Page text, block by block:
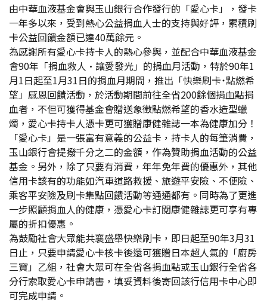
由中華血液基金會與玉山銀行合作發行的「愛心卡」，發卡
一年多以來，受到熱心公益捐血人士的支持與好評，累積刷
卡公益回饋金額已達40萬餘元。
為感謝所有愛心卡持卡人的熱心參與，並配合中華血液基金
會90年「捐血救人•讓愛發光」的捐血月活動，特於90年1
月1日起至1月31日的捐血月期間，推出「快樂刷卡˙點燃希
望」感恩回饋活動，於活動期間前往全省200餘個捐血點捐
血者，不但可獲得基金會贈送象徵點燃希望的香水造型蠟
燭，愛心卡持卡人憑卡更可獲贈康健雜誌一本為健康加分！
「愛心卡」是一張富有意義的公益卡，持卡人的每筆消費，
玉山銀行會提撥千分之二的金額，作為贊助捐血活動的公益
基金。另外，除了只要有消費，年年免年費的優惠外，其他
信用卡該有的功能如汽車道路救援、旅遊平安險、不便險、
乘客平安險及刷卡集點回饋活動等通通都有。同時為了更進
一步照顧捐血人的健康，憑愛心卡訂閱康健雜誌更可享有專
屬的折扣優惠。
為鼓勵社會大眾能共襄盛舉快樂刷卡，即日起至90年3月31
日止，只要申請愛心卡核卡後還可獲贈日本超人氣的「廚房
三寶」乙組，社會大眾可在全省各捐血點或玉山銀行全省各
分行索取愛心卡申請書，填妥資料後寄回該行信用卡中心即
可完成申請。